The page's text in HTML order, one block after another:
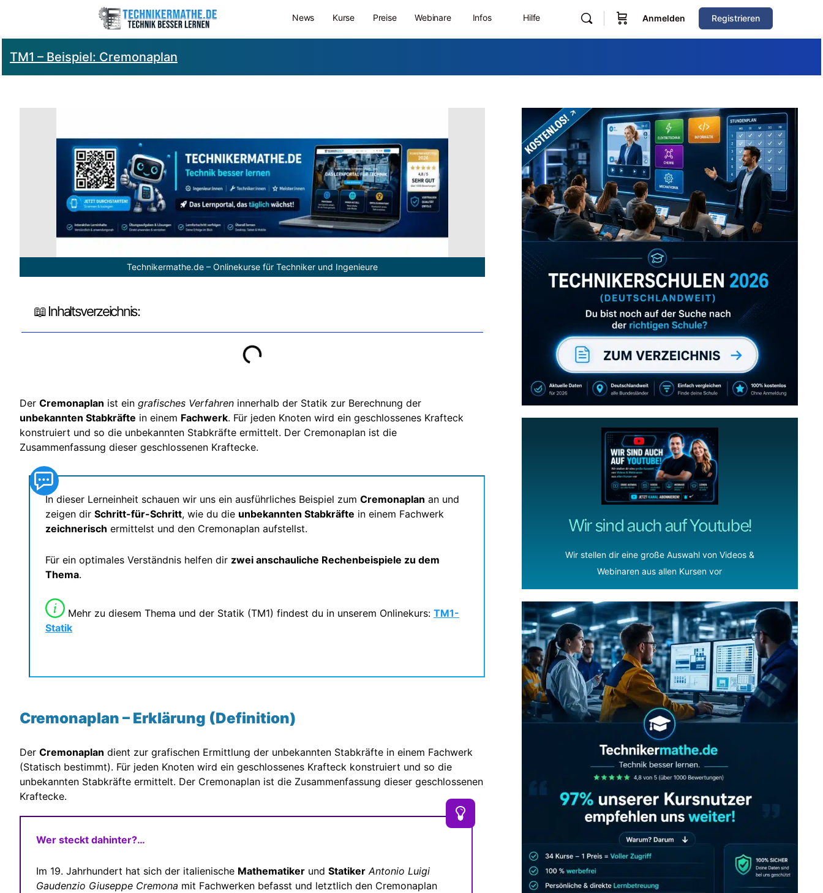
News Kurse Preise Webinare Infos Hilfe Anmelden Registrieren
TM1 – Beispiel: Cremonaplan
Technikermathe.de – Onlinekurse für Techniker und Ingenieure
📖 Inhaltsverzeichnis:
Der Cremonaplan ist ein grafisches Verfahren innerhalb der Statik zur Berechnung der
unbekannten Stabkräfte in einem Fachwerk. Für jeden Knoten wird ein geschlossenes Krafteck
konstruiert und so die unbekannten Stabkräfte ermittelt. Der Cremonaplan ist die
Zusammenfassung dieser geschlossenen Kraftecke.
In dieser Lerneinheit schauen wir uns ein ausführliches Beispiel zum Cremonaplan an und
zeigen dir Schritt-für-Schritt, wie du die unbekannten Stabkräfte in einem Fachwerk
zeichnerisch ermittelst und den Cremonaplan aufstellst.
Für ein optimales Verständnis helfen dir zwei anschauliche Rechenbeispiele zu dem
Thema.
Mehr zu diesem Thema und der Statik (TM1) findest du in unserem Onlinekurs: TM1-
Statik
Cremonaplan – Erklärung (Definition)
Der Cremonaplan dient zur grafischen Ermittlung der unbekannten Stabkräfte in einem Fachwerk
(Statisch bestimmt). Für jeden Knoten wird ein geschlossenes Krafteck konstruiert und so die
unbekannten Stabkräfte ermittelt. Der Cremonaplan ist die Zusammenfassung dieser geschlossenen
Kraftecke.
Wer steckt dahinter?…
Im 19. Jahrhundert hat sich der italienische Mathematiker und Statiker Antonio Luigi
Gaudenzio Giuseppe Cremona mit Fachwerken befasst und letztlich den Cremonaplan
Zum Verzeichnis
Wir sind auch auf Youtube!
Wir stellen dir eine große Auswahl von Videos &
Webinaren aus allen Kursen vor
Abonniere uns auch
gerne
wenn dir unsere Videos gefallen!
ZUM YOUTUBE KANAL